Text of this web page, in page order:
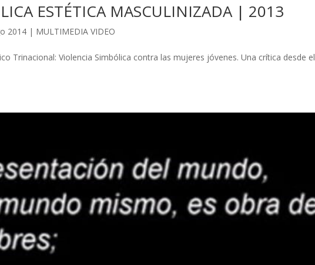
ESTÉTICA MASCULINIZADA | 2013
2014 | MULTIMEDIA VIDEO
Trinacional: Violencia Simbólica contra las mujeres jóvenes. Una crítica desde el